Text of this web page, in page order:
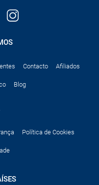
Contacto Afiliados
Blog
Política de Cookies